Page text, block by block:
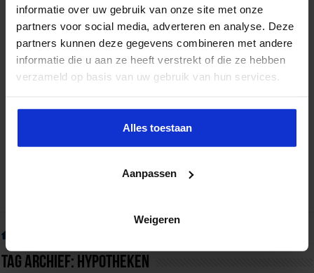
informatie over uw gebruik van onze site met onze
partners voor social media, adverteren en analyse. Deze
partners kunnen deze gegevens combineren met andere
informatie die u aan ze heeft verstrekt of die ze hebben
verzameld op basis van uw gebruik van hun services.
Alles toestaan
Aanpassen
Weigeren
Tag Archief: hypotheken